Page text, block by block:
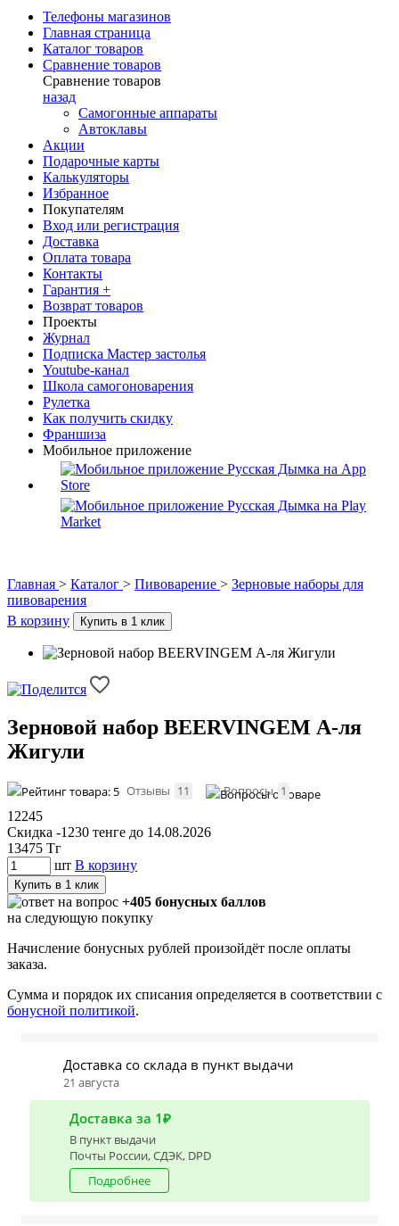
Телефоны магазинов
Главная страница
Каталог товаров
Сравнение товаров
Сравнение товаров
назад
Самогонные аппараты
Автоклавы
Акции
Подарочные карты
Калькуляторы
Избранное
Покупателям
Вход или регистрация
Доставка
Оплата товара
Контакты
Гарантия +
Возврат товаров
Проекты
Журнал
Подписка Мастер застолья
Youtube-канал
Школа самогоноварения
Рулетка
Как получить скидку
Франшиза
Мобильное приложение
Главная > Каталог > Пивоварение > Зерновые наборы для
пивоварения
В корзину
Купить в 1 клик
Зерновой набор BEERVINGEM А-ля
Жигули
Отзывы 11 Вопросы 1
12245
Скидка -1230 тенге до 14.08.2026
13475 Тг
шт В корзину
Купить в 1 клик
+405 бонусных баллов
на следующую покупку
Начисление бонусных рублей произойдёт после оплаты
заказа.
Сумма и порядок их списания определяется в соответствии с
бонусной политикой.
Доставка со склада в пункт выдачи
21 августа
Доставка за 1₽
В пункт выдачи
Почты России, СДЭК, DPD
Подробнее